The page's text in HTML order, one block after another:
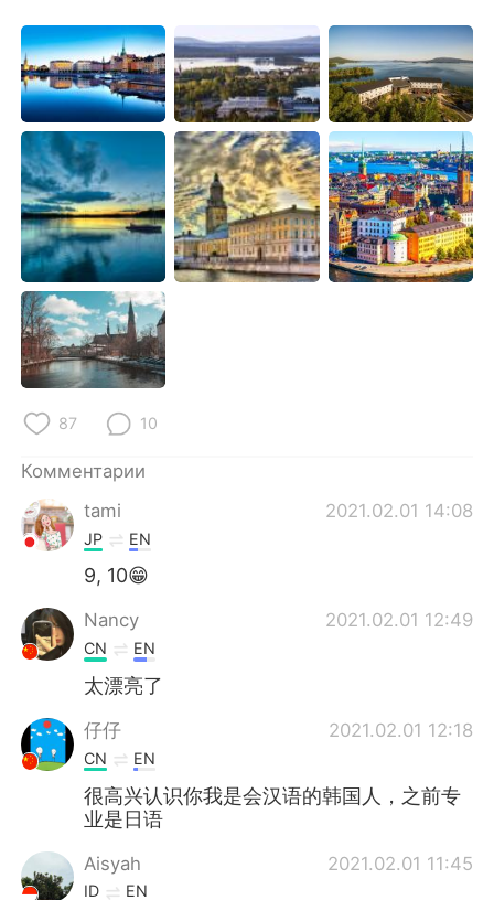
87 10
Комментарии
tami
2021.02.01 14:08
JP EN
9, 10😁
Nancy 2021.02.01 12:49
CN EN
太漂亮了
仔仔 2021.02.01 12:18
CN EN
很高兴认识你我是会汉语的韩国人，之前专
业是日语
Aisyah 2021.02.01 11:45
ID EN